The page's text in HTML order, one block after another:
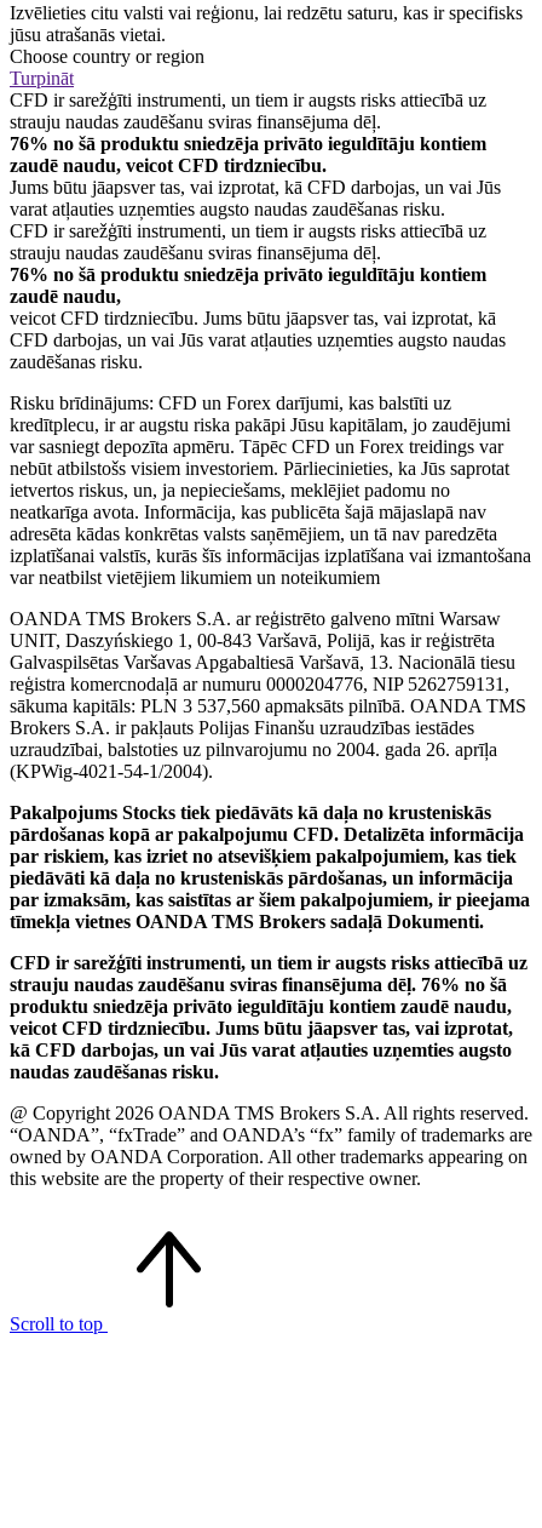
Izvēlieties citu valsti vai reģionu, lai redzētu saturu, kas ir specifisks
jūsu atrašanās vietai.
Choose country or region
Turpināt
CFD ir sarežģīti instrumenti, un tiem ir augsts risks attiecībā uz
strauju naudas zaudēšanu sviras finansējuma dēļ.
76% no šā produktu sniedzēja privāto ieguldītāju kontiem
zaudē naudu, veicot CFD tirdzniecību.
Jums būtu jāapsver tas, vai izprotat, kā CFD darbojas, un vai Jūs
varat atļauties uzņemties augsto naudas zaudēšanas risku.
CFD ir sarežģīti instrumenti, un tiem ir augsts risks attiecībā uz
strauju naudas zaudēšanu sviras finansējuma dēļ.
76% no šā produktu sniedzēja privāto ieguldītāju kontiem
zaudē naudu,
veicot CFD tirdzniecību. Jums būtu jāapsver tas, vai izprotat, kā
CFD darbojas, un vai Jūs varat atļauties uzņemties augsto naudas
zaudēšanas risku.
Risku brīdinājums: CFD un Forex darījumi, kas balstīti uz
kredītplecu, ir ar augstu riska pakāpi Jūsu kapitālam, jo zaudējumi
var sasniegt depozīta apmēru. Tāpēc CFD un Forex treidings var
nebūt atbilstošs visiem investoriem. Pārliecinieties, ka Jūs saprotat
ietvertos riskus, un, ja nepieciešams, meklējiet padomu no
neatkarīga avota. Informācija, kas publicēta šajā mājaslapā nav
adresēta kādas konkrētas valsts saņēmējiem, un tā nav paredzēta
izplatīšanai valstīs, kurās šīs informācijas izplatīšana vai izmantošana
var neatbilst vietējiem likumiem un noteikumiem
OANDA TMS Brokers S.A. ar reģistrēto galveno mītni Warsaw
UNIT, Daszyńskiego 1, 00-843 Varšavā, Polijā, kas ir reģistrēta
Galvaspilsētas Varšavas Apgabaltiesā Varšavā, 13. Nacionālā tiesu
reģistra komercnodaļā ar numuru 0000204776, NIP 5262759131,
sākuma kapitāls: PLN 3 537,560 apmaksāts pilnībā. OANDA TMS
Brokers S.A. ir pakļauts Polijas Finanšu uzraudzības iestādes
uzraudzībai, balstoties uz pilnvarojumu no 2004. gada 26. aprīļa
(KPWig-4021-54-1/2004).
Pakalpojums Stocks tiek piedāvāts kā daļa no krusteniskās
pārdošanas kopā ar pakalpojumu CFD. Detalizēta informācija
par riskiem, kas izriet no atsevišķiem pakalpojumiem, kas tiek
piedāvāti kā daļa no krusteniskās pārdošanas, un informācija
par izmaksām, kas saistītas ar šiem pakalpojumiem, ir pieejama
tīmekļa vietnes OANDA TMS Brokers sadaļā Dokumenti.
CFD ir sarežģīti instrumenti, un tiem ir augsts risks attiecībā uz
strauju naudas zaudēšanu sviras finansējuma dēļ. 76% no šā
produktu sniedzēja privāto ieguldītāju kontiem zaudē naudu,
veicot CFD tirdzniecību. Jums būtu jāapsver tas, vai izprotat,
kā CFD darbojas, un vai Jūs varat atļauties uzņemties augsto
naudas zaudēšanas risku.
@ Copyright 2026 OANDA TMS Brokers S.A. All rights reserved.
“OANDA”, “fxTrade” and OANDA’s “fx” family of trademarks are
owned by OANDA Corporation. All other trademarks appearing on
this website are the property of their respective owner.
Scroll to top